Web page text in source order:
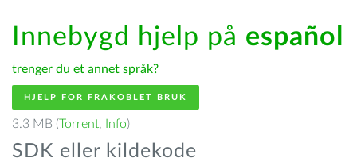
Innebygd hjelp på español
trenger du et annet språk?
HJELP FOR FRAKOBLET BRUK
3.3 MB (Torrent, Info)
SDK eller kildekode